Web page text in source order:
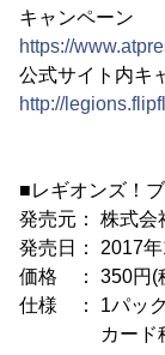
キャンペーン
https://
公式サイト内キ
http://
■レギオンズ！
発売元： 株式会
発売日： 2017
価格 ： 350円(
仕様 ： 1パッ
カード種